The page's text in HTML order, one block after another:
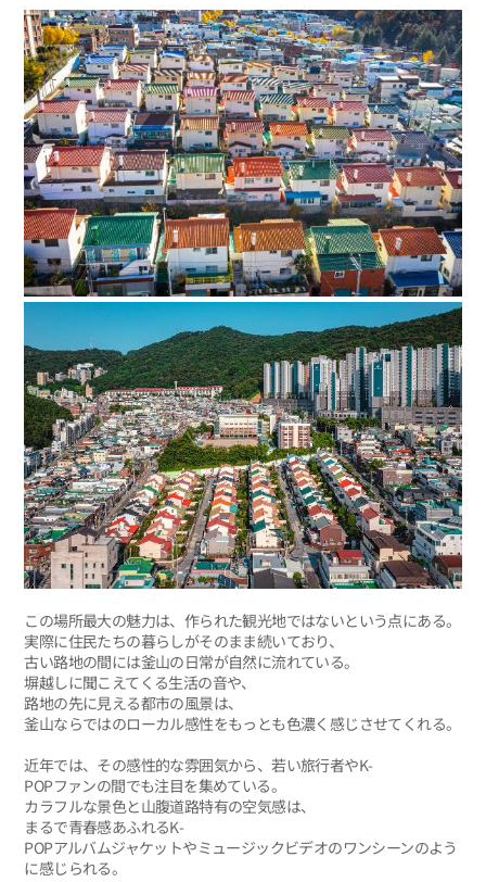
この場所最大の魅力は、作られた観光地ではないという点にある。
実際に住民たちの暮らしがそのまま続いており、
古い路地の間には釜山の日常が自然に流れている。
塀越しに聞こえてくる生活の音や、
路地の先に見える都市の風景は、
釜山ならではのローカル感性をもっとも色濃く感じさせてくれる。
近年では、その感性的な雰囲気から、若い旅行者やK-
POPファンの間でも注目を集めている。
カラフルな景色と山腹道路特有の空気感は、
まるで青春感あふれるK-
POPアルバムジャケットやミュージックビデオのワンシーンのよう
に感じられる。